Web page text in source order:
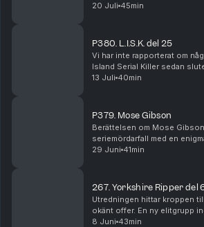
Utredningens koncentration
20 Juli 45min
P380. L.I.S.K. del 25
Vi har inte rapporterat om
Island Serial Killer sedan
hög tid att återuppta det
13 Juli 40min
P379. Mose Gibson
Berättelsen om Mose
seriemördarfall med en
huvudperson, vars
29 Juni 41min
267. Yorkshire Ripper del
Utredningen hittar kroppen
okänt offer. En ny elitgrupp
Därefter faller ytterligare en
8 Juni 43min